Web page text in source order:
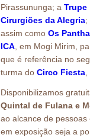
Pirassununga; a Trupe
Cirurgiões da Alegria;
assim como Os
ICA, em Mogi Mirim,
que é referência no
turma do Circo Fiesta,
Disponibilizamos
Quintal de Fulana e
ao alcance de
em exposição seja a